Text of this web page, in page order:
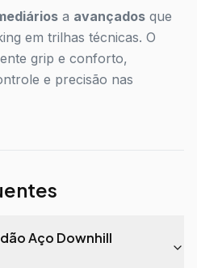
a avançados que
em trilhas técnicas. O
grip e conforto,
e precisão nas
Aço Downhill